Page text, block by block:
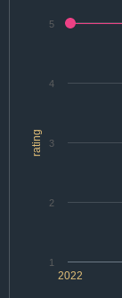
rating
2022
1
2
3
4
5